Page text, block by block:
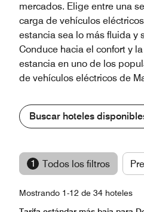
mercados. Elige entre una
carga de vehículos
estancia sea lo más fluida y
Conduce hacia el confort y
estancia en uno de los
de vehículos eléctricos de
Buscar hoteles
1 Todos los filtros
Mostrando 1-12 de 34 hoteles